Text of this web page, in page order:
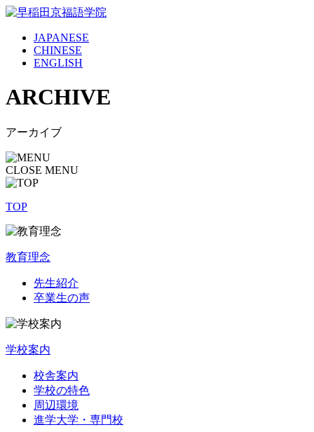
JAPANESE
CHINESE
ENGLISH
ARCHIVE
アーカイブ
CLOSE MENU
TOP
教育理念
先生紹介
卒業生の声
学校案内
校舎案内
学校の特色
周辺環境
進学大学・専門校